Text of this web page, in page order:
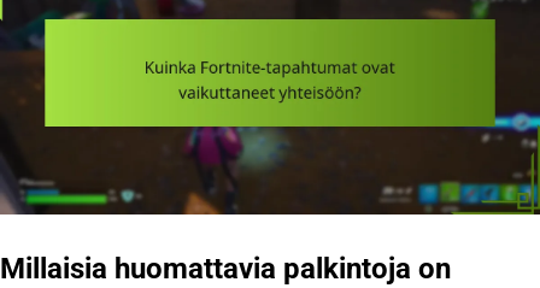
Millaisia huomattavia palkintoja on